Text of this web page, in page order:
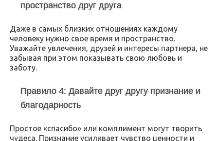
пространство друг друга
Даже в самых близких отношениях каждому
человеку нужно свое время и пространство.
Уважайте увлечения, друзей и интересы партнера, не
забывая при этом показывать свою любовь и
заботу.
Правило 4: Давайте друг другу признание и
благодарность
Простое «спасибо» или комплимент могут творить
чудеса. Признание усиливает чувство ценности и